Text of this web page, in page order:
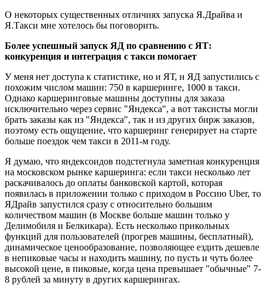
О некоторых существенных отличиях запуска Я.Драйва и
Я.Такси мне хотелось бы поговорить.
Более успешный запуск ЯД по сравнению с ЯТ:
конкуренция и интеграция с такси помогает
У меня нет доступа к статистике, но и ЯТ, и ЯД запустились с
похожим числом машин: 750 в каршеринге, 1000 в такси.
Однако каршеринговые машины доступны для заказа
исключительно через сервис "Яндекса", а вот таксисты могли
брать заказы как из "Яндекса", так и из других бирж заказов,
поэтому есть ощущение, что каршеринг генерирует на старте
больше поездок чем такси в 2011-м году.
Я думаю, что яндексоидов подстегнула заметная конкуренция
на московском рынке каршеринга: если такси несколько лет
раскачивалось до оплаты банковской картой, которая
появилась в приложении только с приходом в Россию Uber, то
ЯДрайв запустился сразу с относительно большим
количеством машин (в Москве больше машин только у
Делимобиля и Белкикара). Есть несколько прикольных
функций для пользователей (прогрев машины, бесплатный),
динамическое ценообразование, позволяющее ездить дешевле
в непиковые часы и находить машину, по пусть и чуть более
высокой цене, в пиковые, когда цена превышает "обычные" 7-
8 рублей за минуту в других каршерингах.